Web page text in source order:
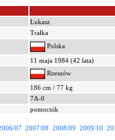
Łukasz
Trałka
Polska
11 maja 1984 (42 lata)
Rzeszów
186 cm / 77 kg
7A-0
pomocnik
07 2007/08 2008/09 2009/10